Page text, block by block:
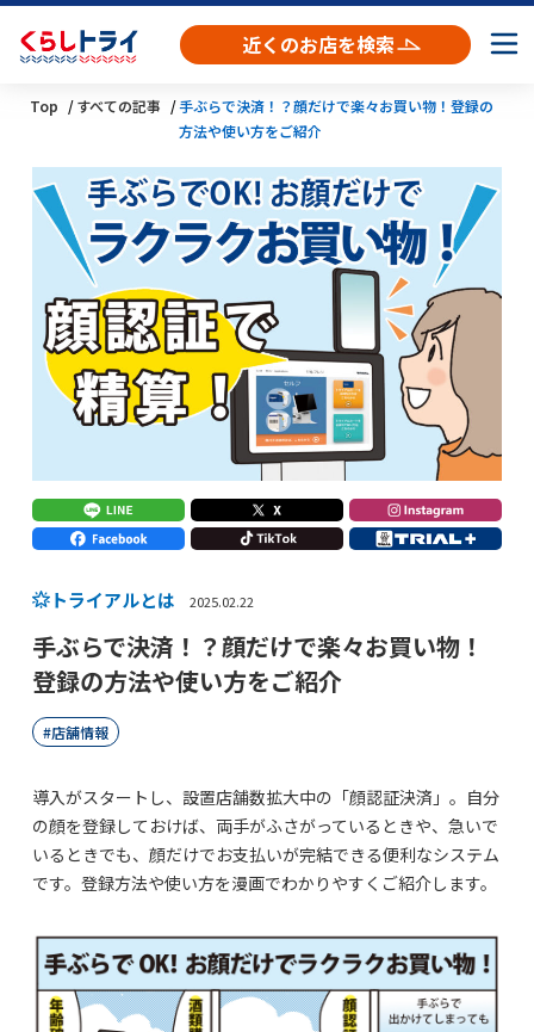
近くのお店を検索
Top すべての記事
手ぶらで決済！？顔だけで楽々お買い物！登録の
方法や使い方をご紹介
トライアルとは 2025.02.22
手ぶらで決済！？顔だけで楽々お買い物！
登録の方法や使い方をご紹介
店舗情報
導入がスタートし、設置店舗数拡大中の「顔認証決済」。自分
の顔を登録しておけば、両手がふさがっているときや、急いで
いるときでも、顔だけでお支払いが完結できる便利なシステム
です。登録方法や使い方を漫画でわかりやすくご紹介します。